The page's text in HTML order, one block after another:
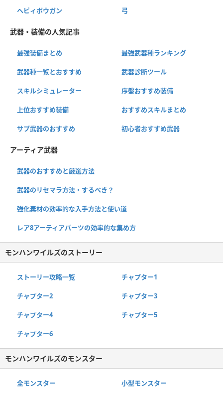
ヘビィボウガン 弓
武器・装備の人気記事
最強装備まとめ 最強武器種ランキング
武器種一覧とおすすめ 武器診断ツール
スキルシミュレーター 序盤おすすめ装備
上位おすすめ装備 おすすめスキルまとめ
サブ武器のおすすめ 初心者おすすめ武器
アーティア武器
武器のおすすめと厳選方法
武器のリセマラ方法・するべき？
強化素材の効率的な入手方法と使い道
レア8アーティアパーツの効率的な集め方
モンハンワイルズのストーリー
ストーリー攻略一覧 チャプター1
チャプター2 チャプター3
チャプター4 チャプター5
チャプター6
モンハンワイルズのモンスター
全モンスター 小型モンスター